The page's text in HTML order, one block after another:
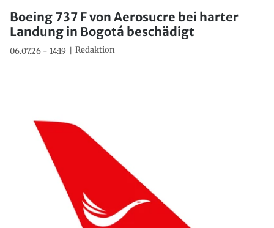
Boeing 737 F von Aerosucre bei harter
Landung in Bogotá beschädigt
06.07.26 - 14:19 Redaktion